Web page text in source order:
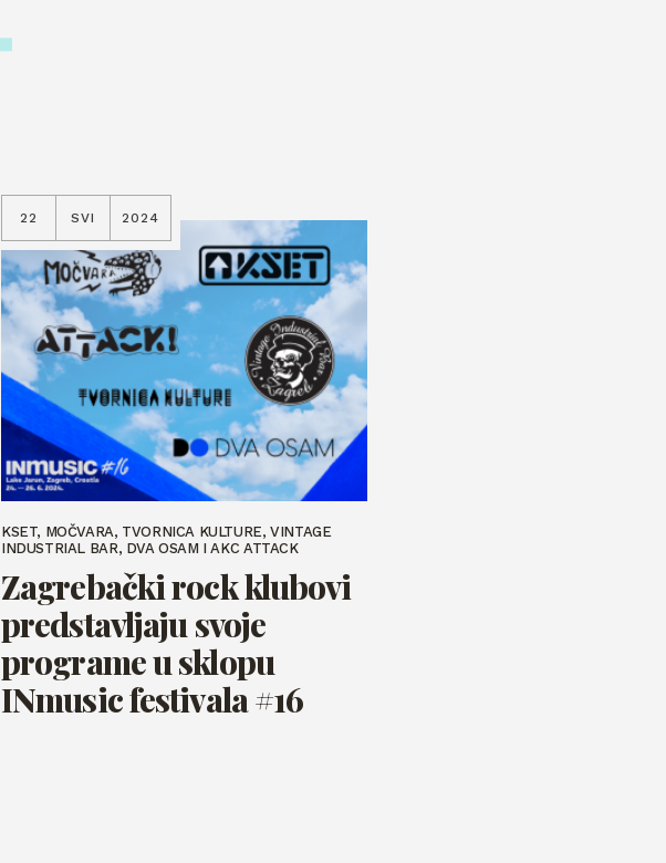
22 SVI 2024
KSET, MOČVARA, TVORNICA KULTURE, VINTAGE
INDUSTRIAL BAR, DVA OSAM I AKC ATTACK
Zagrebački rock klubovi
predstavljaju svoje
programe u sklopu
INmusic festivala #16